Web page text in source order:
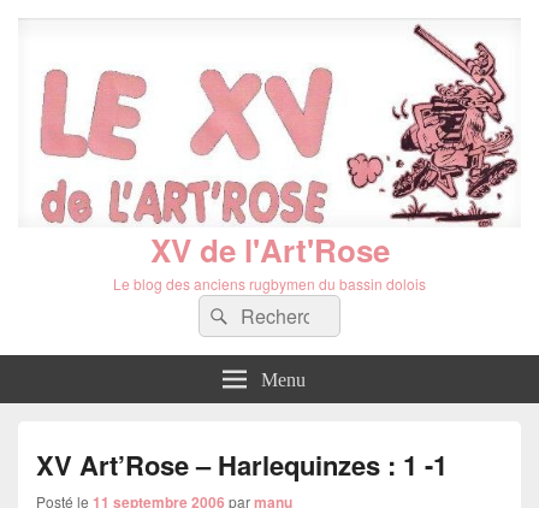
XV de l'Art'Rose
Le blog des anciens rugbymen du bassin dolois
Recherche :
Rechercher
Menu
XV Art’Rose – Harlequinzes : 1 -1
Posté le 11 septembre 2006 parmanu